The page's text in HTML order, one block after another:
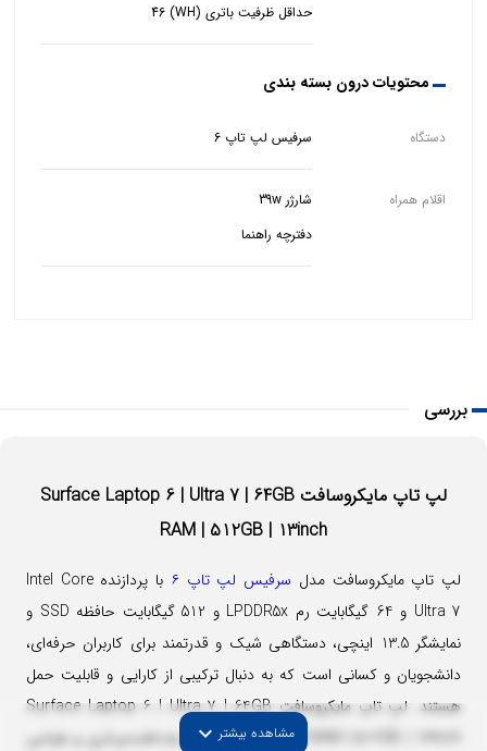
حداقل ظرفیت باتری (WH) 46
محتویات درون بسته بندی
دستگاه سرفیس لپ تاپ 6
اقلام همراه
شارژر 39w
دفترچه راهنما
بررسی
لپ تاپ مایکروسافت Surface Laptop 6 | Ultra 7 | 64GB
RAM | 512GB | 13inch
لپ تاپ مایکروسافت مدل سرفیس لپ تاپ ۶
با پردازنده Intel Core
Ultra 7 و 64 گیگابایت رم LPDDR5x و 512 گیگابایت حافظه SSD و
نمایشگر 13.5 اینچی، دستگاهی شیک و قدرتمند برای کاربران حرفه‌ای،
دانشجویان و کسانی است که به دنبال ترکیبی از کارایی و قابلیت حمل
هستند.
لپ تاپ مایکروسافت Surface Laptop 6 | Ultra 7 | 64GB
RAM | 512GB | 13inch از قلم سرفیس برای یادداشت‌برداری و طراحی
مشاهده بیشترexpand_more